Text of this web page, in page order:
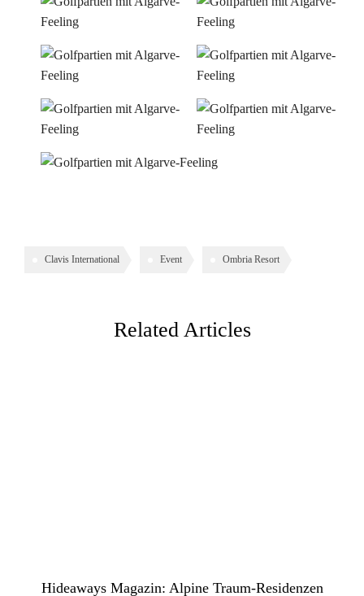
Clavis International Event Ombria Resort
Related Articles
Hideaways Magazin: Alpine Traum-Residenzen